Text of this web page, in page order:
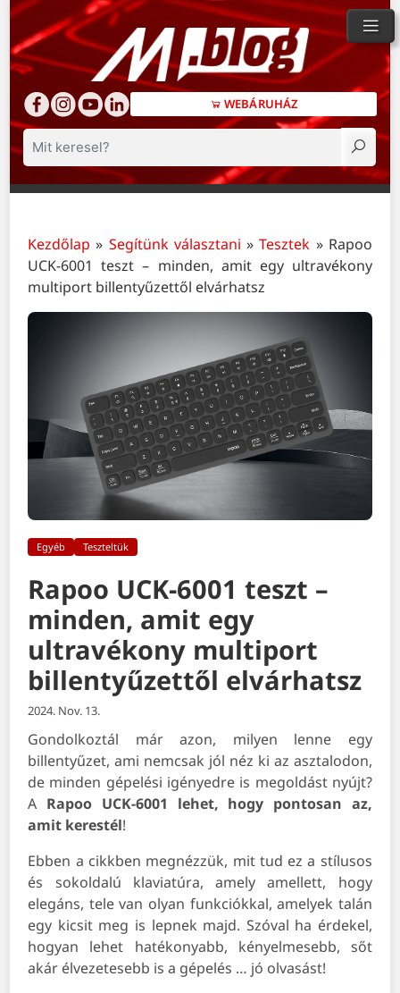
WEBÁRUHÁZ
Keresés
Kezdőlap » Segítünk választani »Tesztek » Rapoo
UCK-6001 teszt – minden, amit egy ultravékony
multiport billentyűzettől elvárhatsz
Egyéb Teszteltük
Rapoo UCK-6001 teszt –
minden, amit egy
ultravékony multiport
billentyűzettől elvárhatsz
2024. Nov. 13.
Gondolkoztál már azon, milyen lenne egy
billentyűzet, ami nemcsak jól néz ki az asztalodon,
de minden gépelési igényedre is megoldást nyújt?
A Rapoo UCK-6001 lehet, hogy pontosan az,
amit kerestél!
Ebben a cikkben megnézzük, mit tud ez a stílusos
és sokoldalú klaviatúra, amely amellett, hogy
elegáns, tele van olyan funkciókkal, amelyek talán
egy kicsit meg is lepnek majd. Szóval ha érdekel,
hogyan lehet hatékonyabb, kényelmesebb, sőt
akár élvezetesebb is a gépelés … jó olvasást!